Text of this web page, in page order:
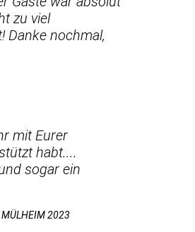
zu viel
Danke nochmal,
mit Eurer
habt....
sogar ein
MÜLHEIM 2023